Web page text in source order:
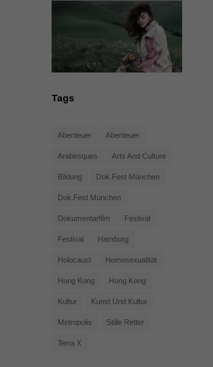
Tags
Abenteuer Abenteuer
Arabesques Arts And Culture
Bildung Dok.fest München
Dok.fest München
Dokumentarfilm Festival
Festival Hamburg
Holocaust Homosexualität
Hong Kong Hong Kong
Kultur Kunst Und Kultur
Metropolis Stille Retter
Terra X